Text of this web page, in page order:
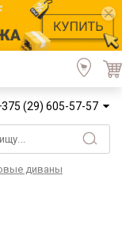
(29) 605-57-57
диваны